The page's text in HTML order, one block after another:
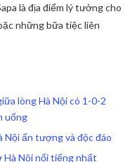
là địa điểm lý tưởng cho
những bữa tiệc liên
lòng Hà Nội có 1-0-2
uống
Nội ấn tượng và độc đáo
Hà Nội nổi tiếng nhất